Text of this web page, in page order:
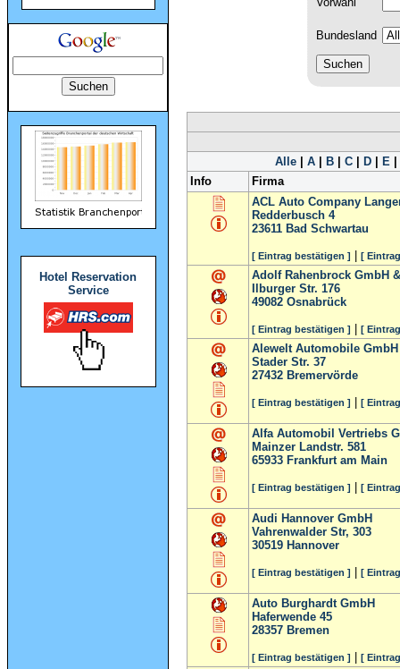
Hotel Reservation
Service
Bundesland
Alle| A| B| C| D| E|
Info
Firma
ACL Auto Company
Redderbusch 4
23611 Bad Schwartau
[ Eintrag bestätigen ] [
Adolf Rahenbrock GmbH
Ilburger Str. 176
49082 Osnabrück
[ Eintrag bestätigen ] [
Alewelt Automobile GmbH
Stader Str. 37
27432 Bremervörde
[ Eintrag bestätigen ] [
Alfa Automobil Vertriebs
Mainzer Landstr. 581
65933 Frankfurt am Main
[ Eintrag bestätigen ] [
Audi Hannover GmbH
Vahrenwalder Str, 303
30519 Hannover
[ Eintrag bestätigen ] [
Auto Burghardt GmbH
Haferwende 45
28357 Bremen
[ Eintrag bestätigen ] [